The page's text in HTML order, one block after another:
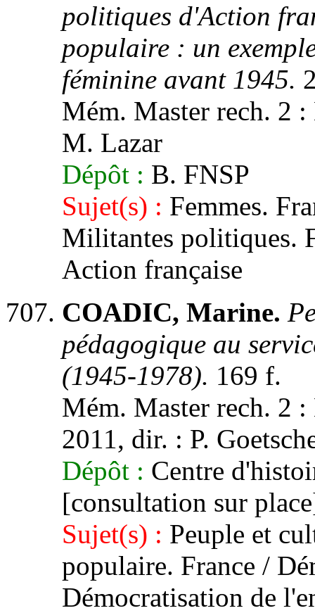
politiques d'Action
populaire : un
féminine avant 1945.
Mém. Master rech. 2
M. Lazar
Dépôt : B. FNSP
Sujet(s) : Femmes.
Militantes politiques.
Action française
COADIC, Marine.
pédagogique au
(1945-1978). 169 f.
Mém. Master rech. 2
2011, dir. : P.
Dépôt : Centre
[consultation sur
Sujet(s) : Peuple et
populaire. France /
Démocratisation de